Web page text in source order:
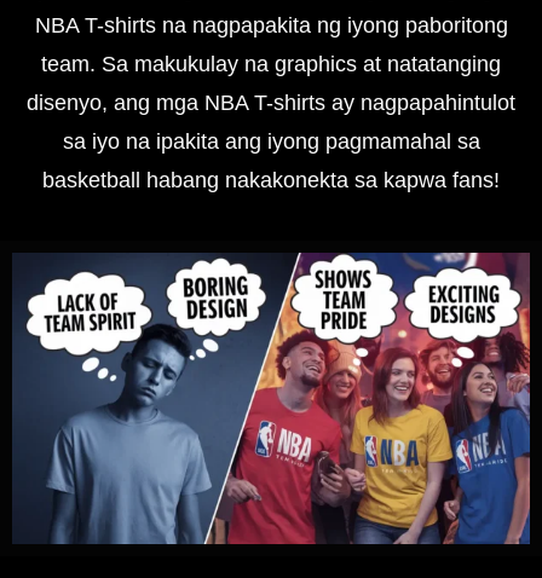
NBA T-shirts na nagpapakita ng iyong paboritong
team. Sa makukulay na graphics at natatanging
disenyo, ang mga NBA T-shirts ay nagpapahintulot
sa iyo na ipakita ang iyong pagmamahal sa
basketball habang nakakonekta sa kapwa fans!